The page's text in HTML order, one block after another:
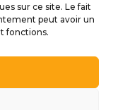
sur ce site. Le fait
peut avoir un
fonctions.
SIRET : 512 203